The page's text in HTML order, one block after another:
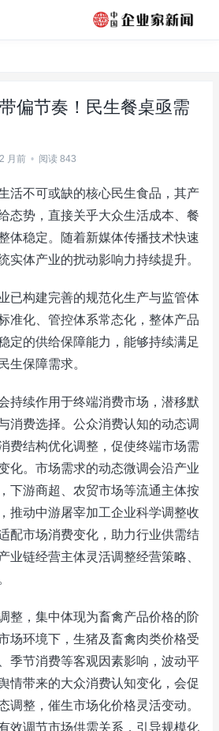
偏节奏！民生餐桌亟需
月前 • 阅读 843
活不可或缺的核心民生食品，其产
态势，直接关乎大众生活成本、餐
体稳定。随着新媒体传播技术快速
实体产业的扰动影响力持续提升。
已构建完善的规范化生产与监管体
准化、管控体系常态化，整体产品
定的供给保障能力，能够持续满足
生保障需求。
持续作用于终端消费市场，潜移默
消费选择。公众消费认知的动态调
费结构优化调整，促使终端市场需
化。市场需求的动态微调会沿产业
下游商超、农贸市场等流通主体按
推动中游屠宰加工企业科学调整收
配市场消费变化，助力行业供需结
业链经营主体灵活调整经营策略、
整，集中体现为畜禽产品价格的阶
场环境下，生猪及畜禽肉类价格受
季节消费等客观因素影响，波动平
情带来的大众消费认知变化，会促
调整，催生市场化价格灵活变动。
效调节市场供需关系，引导规模化